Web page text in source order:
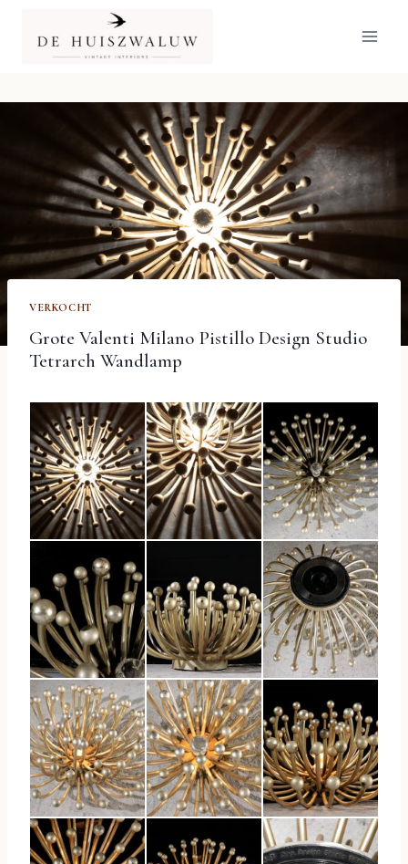
inhoud
VERKOCHT
Grote Valenti Milano Pistillo Design Studio
Tetrarch Wandlamp